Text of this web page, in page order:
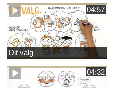
04:57
Dit valg
04:32